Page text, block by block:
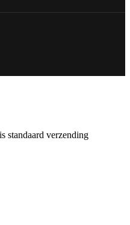
standaard verzending